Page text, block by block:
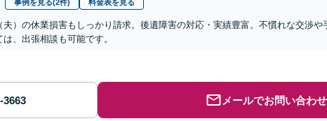
事例を見る(2件) 料金表を見る
夫）の休業損害もしっかり請求。後遺障害の対応・実績豊富。不慣れな交渉や
、出張相談も可能です。
メールでお問い合わせ